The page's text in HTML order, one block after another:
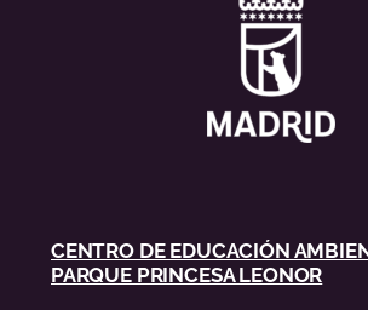
CENTRO DE EDUCACIÓN
PARQUE PRINCESA LEONOR